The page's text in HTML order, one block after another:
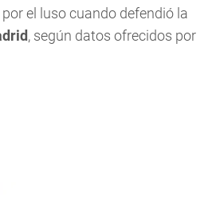
el luso cuando defendió la
, según datos ofrecidos por